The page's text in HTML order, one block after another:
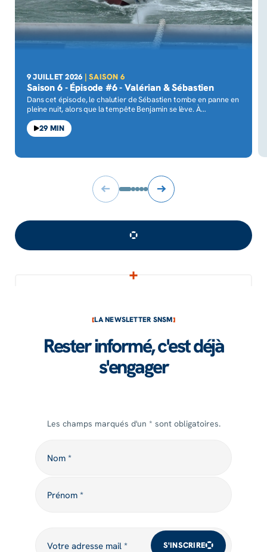
9 JUILLET 2026 | SAISON 6
Saison 6 - Épisode #6 - Valérian & Sébastien
Dans cet épisode, le chalutier de Sébastien tombe en panne en
pleine nuit, alors que la tempête Benjamin se lève. À
Ouistreham, Valérian, sauveteur, appareille avec la SNSM pour
une intervention hors norme, sur une mer déchaînée. Un
sauvetage aux multiples rebondissements et une belle leçon
29 MIN
LA NEWSLETTER SNSM
Rester informé, c'est déjà
s'engager
Les champs marqués d'un * sont obligatoires.
Nom *
Prénom *
Votre adresse mail * S'INSCRIRE